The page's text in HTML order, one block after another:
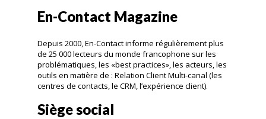
En-Contact Magazine
Depuis 2000, En-Contact informe régulièrement plus
de 25 000 lecteurs du monde francophone sur les
problématiques, les «best practices», les acteurs, les
outils en matière de : Relation Client Multi-canal (les
centres de contacts, le CRM, l’expérience client).
Siège social